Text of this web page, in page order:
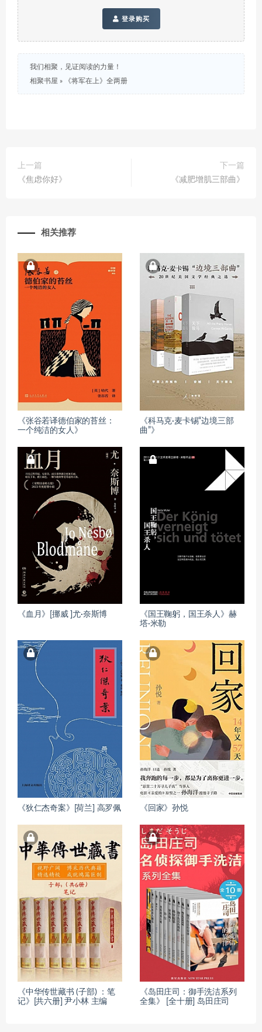
登录购买
我们相聚，见证阅读的力量！
相聚书屋 » 《将军在上》全两册
上一篇
《焦虑你好》
下一篇
《减肥增肌三部曲》
相关推荐
《张谷若译德伯家的苔丝：
一个纯洁的女人》
《科马克·麦卡锡“边境三部
曲”》
《血月》[挪威 ]尤·奈斯博
《国王鞠躬，国王杀人》赫
塔·米勒
《狄仁杰奇案》[荷兰] 高罗佩 《回家》孙悦
《中华传世藏书 (子部) ：笔
记》[共六册] 尹小林 主编
《岛田庄司：御手洗洁系列
全集》 [全十册] 岛田庄司